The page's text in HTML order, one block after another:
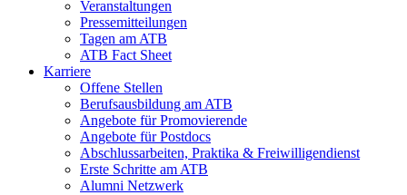
Veranstaltungen
Pressemitteilungen
Tagen am ATB
ATB Fact Sheet
Karriere
Offene Stellen
Berufsausbildung am ATB
Angebote für Promovierende
Angebote für Postdocs
Abschlussarbeiten, Praktika & Freiwilligendienst
Erste Schritte am ATB
Alumni Netzwerk